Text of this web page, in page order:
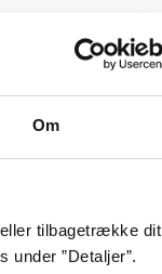
Om
tilbagetrække dit
”Detaljer”.